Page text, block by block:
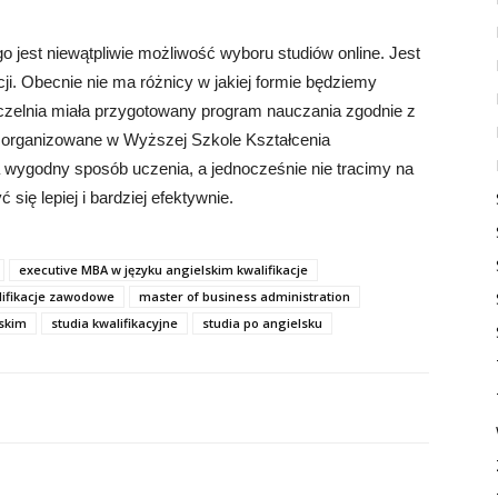
jest niewątpliwie możliwość wyboru studiów online. Jest
Obecnie nie ma różnicy w jakiej formie będziemy
miała przygotowany program nauczania zgodnie z
w Wyższej Szkole Kształcenia
sposób uczenia, a jednocześnie nie tracimy na
się lepiej i bardziej efektywnie.
executive MBA w języku angielskim kwalifikacje
zawodowe
master of business administration
studia kwalifikacyjne studia po angielsku